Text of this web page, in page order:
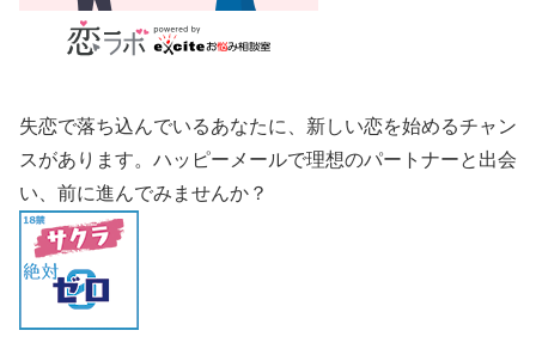
失恋で落ち込んでいるあなたに、新しい恋を始めるチャン
スがあります。ハッピーメールで理想のパートナーと出会
い、前に進んでみませんか？